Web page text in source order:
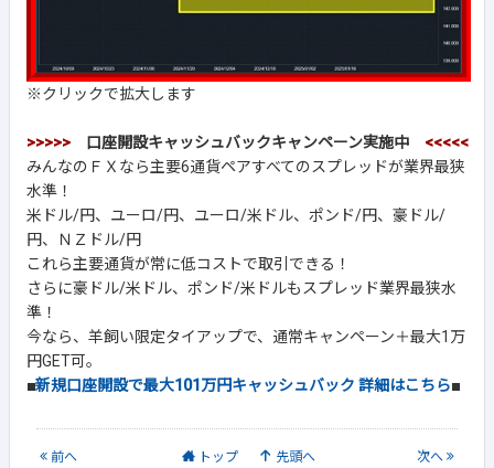
※クリックで拡大します
>>>>> 口座開設キャッシュバックキャンペーン実施中 <<<<<
みんなのＦＸなら主要6通貨ペアすべてのスプレッドが業界最狭
水準！
米ドル/円、ユーロ/円、ユーロ/米ドル、ポンド/円、豪ドル/
円、ＮＺドル/円
これら主要通貨が常に低コストで取引できる！
さらに豪ドル/米ドル、ポンド/米ドルもスプレッド業界最狭水
準！
今なら、羊飼い限定タイアップで、通常キャンペーン＋最大1万
円GET可。
■新規口座開設で最大101万円キャッシュバック 詳細はこちら■
前へ トップ 先頭へ 次へ